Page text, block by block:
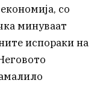
со
минуваат
испораки на